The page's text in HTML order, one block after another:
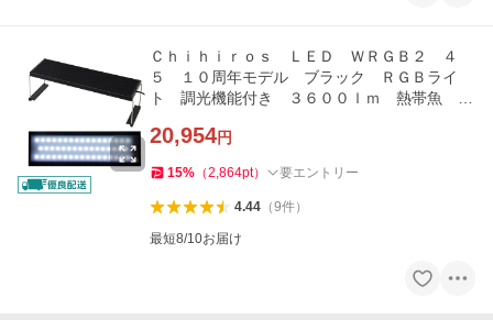
Ｃｈｉｈｉｒｏｓ ＬＥＤ ＷＲＧＢ２ ４
５ １０周年モデル ブラック ＲＧＢライ
ト 調光機能付き ３６００ｌｍ 熱帯魚 水
20,954円
15% （2,864pt） 要エントリー
4.44（9件）
最短8/10お届け